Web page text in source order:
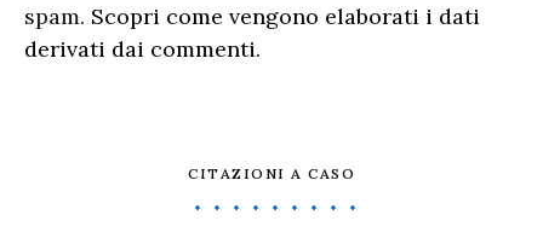
spam. Scopri come vengono elaborati i dati
derivati dai commenti.
CITAZIONI A CASO